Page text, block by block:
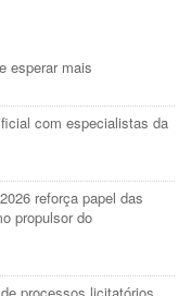
esperar mais
com especialistas da
reforça papel das
propulsor do